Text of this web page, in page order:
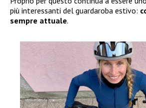
più interessanti del guardaroba estivo:
sempre attuale.